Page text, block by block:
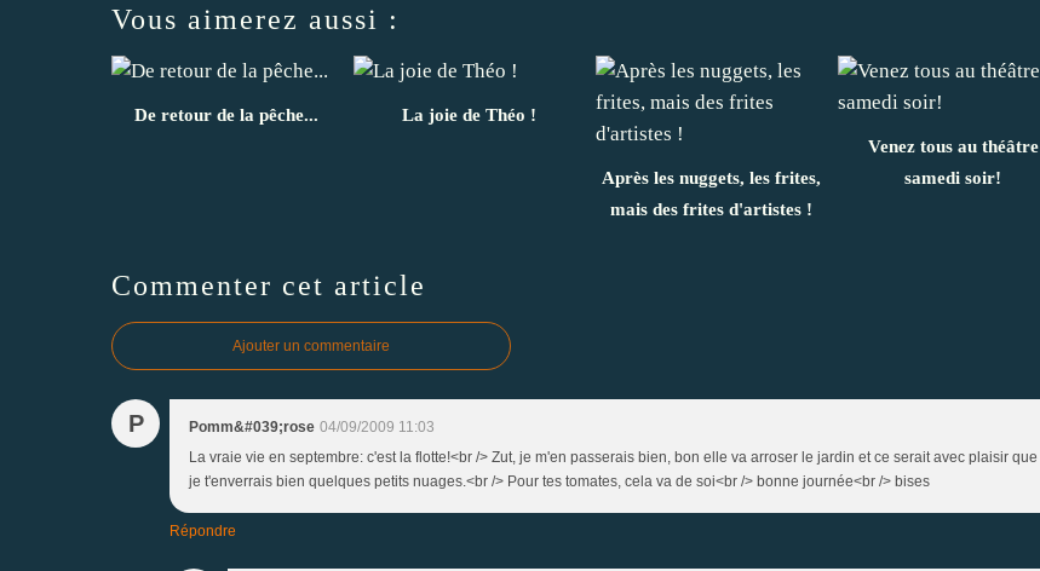
Vous aimerez aussi :
De retour de la pêche... La joie de Théo !
Après les nuggets, les frites,
mais des frites d'artistes !
Venez tous au théâtre
samedi soir!
Commenter cet article
Ajouter un commentaire
P Pomm&#039;rose 04/09/2009 11:03
La vraie vie en septembre: c'est la flotte!<br /> Zut, je m'en passerais bien, bon elle va arroser le jardin et ce serait avec plaisir que
je t'enverrais bien quelques petits nuages.<br /> Pour tes tomates, cela va de soi<br /> bonne journée<br /> bises
Répondre